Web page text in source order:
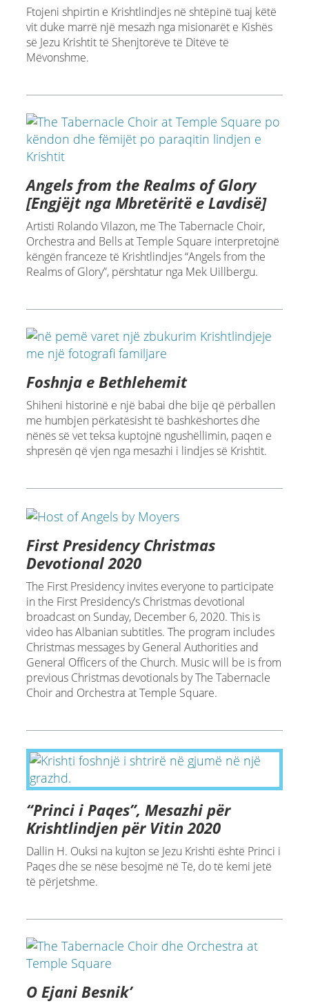
Ftojeni shpirtin e Krishtlindjes në shtëpinë tuaj këtë
vit duke marrë një mesazh nga misionarët e Kishës
së Jezu Krishtit të Shenjtorëve të Ditëve të
Mëvonshme.
Angels from the Realms of Glory
[Engjëjt nga Mbretëritë e Lavdisë]
Artisti Rolando Vilazon, me The Tabernacle Choir,
Orchestra and Bells at Temple Square interpretojnë
këngën franceze të Krishtlindjes “Angels from the
Realms of Glory”, përshtatur nga Mek Uillbergu.
Foshnja e Bethlehemit
Shiheni historinë e një babai dhe bije që përballen
me humbjen përkatësisht të bashkëshortes dhe
nënës së vet teksa kuptojnë ngushëllimin, paqen e
shpresën që vjen nga mesazhi i lindjes së Krishtit.
First Presidency Christmas
Devotional 2020
The First Presidency invites everyone to participate
in the First Presidency’s Christmas devotional
broadcast on Sunday, December 6, 2020. This is
video has Albanian subtitles. The program includes
Christmas messages by General Authorities and
General Officers of the Church. Music will be is from
previous Christmas devotionals by The Tabernacle
Choir and Orchestra at Temple Square.
“Princi i Paqes”, Mesazhi për
Krishtlindjen për Vitin 2020
Dallin H. Ouksi na kujton se Jezu Krishti është Princi i
Paqes dhe se nëse besojmë në Të, do të kemi jetë
të përjetshme.
O Ejani Besnik’